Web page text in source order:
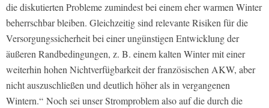
die diskutierten Probleme zumindest bei einem eher warmen Winter
beherrschbar bleiben. Gleichzeitig sind relevante Risiken für die
Versorgungssicherheit bei einer ungünstigen Entwicklung der
äußeren Randbedingungen, z. B. einem kalten Winter mit einer
weiterhin hohen Nichtverfügbarkeit der französischen AKW, aber
nicht auszuschließen und deutlich höher als in vergangenen
Wintern.“ Noch sei unser Stromproblem also auf die durch die